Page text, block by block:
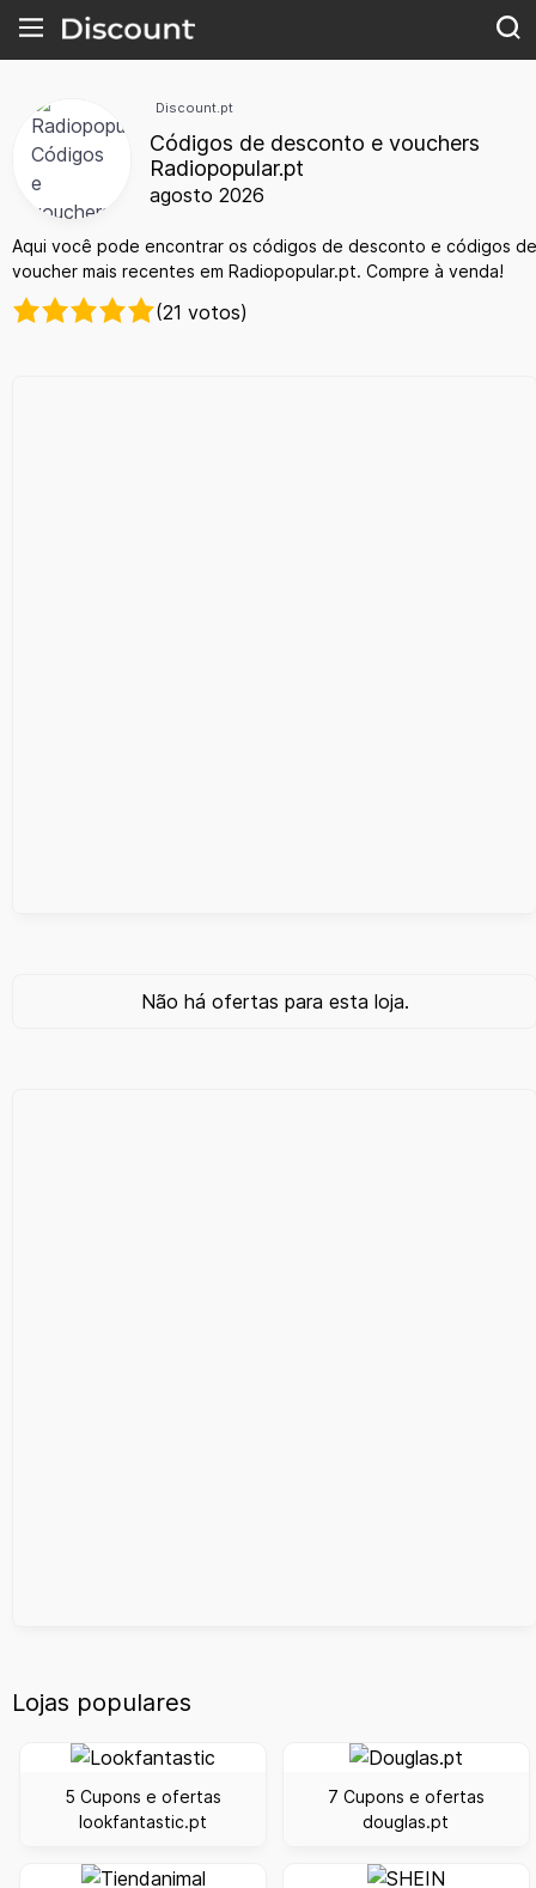
Discount.pt
Códigos de desconto e vouchers
Radiopopular.pt
agosto 2026
Aqui você pode encontrar os códigos de desconto e códigos de
voucher mais recentes em Radiopopular.pt. Compre à venda!
(21 votos)
Não há ofertas para esta loja.
Lojas populares
5 Cupons e ofertas
lookfantastic.pt
7 Cupons e ofertas
douglas.pt